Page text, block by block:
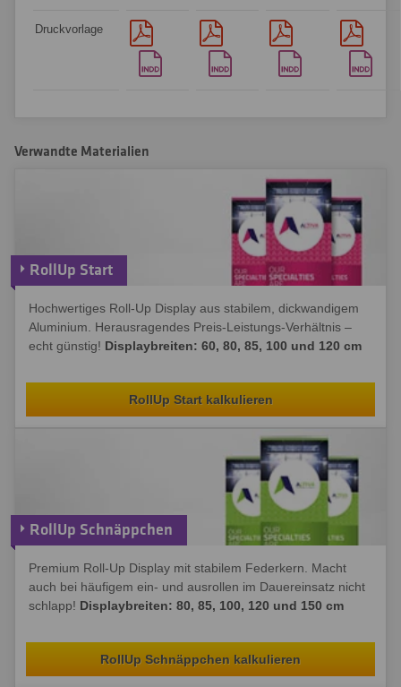
Druckvorlage
Verwandte Materialien
RollUp Start
Hochwertiges Roll-Up Display aus stabilem, dickwandigem
Aluminium. Herausragendes Preis-Leistungs-Verhältnis –
echt günstig! Displaybreiten: 60, 80, 85, 100 und 120 cm
RollUp Start kalkulieren
RollUp Schnäppchen
Premium Roll-Up Display mit stabilem Federkern. Macht
auch bei häufigem ein- und ausrollen im Dauereinsatz nicht
schlapp! Displaybreiten: 80, 85, 100, 120 und 150 cm
RollUp Schnäppchen kalkulieren